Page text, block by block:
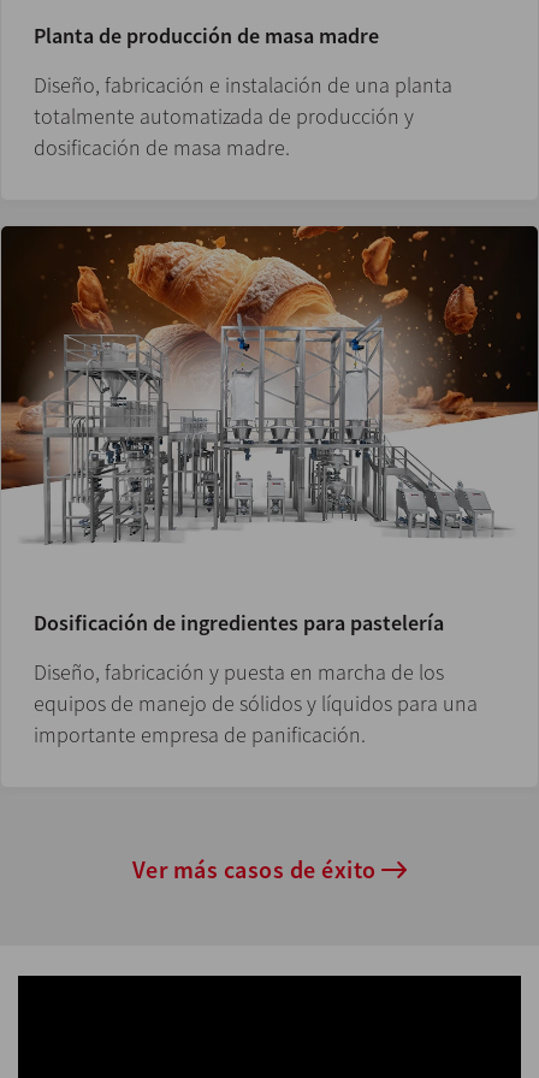
Planta de producción de masa madre
Diseño, fabricación e instalación de una planta
totalmente automatizada de producción y
dosificación de masa madre.
Dosificación de ingredientes para pastelería
Diseño, fabricación y puesta en marcha de los
equipos de manejo de sólidos y líquidos para una
importante empresa de panificación.
Ver más casos de éxito